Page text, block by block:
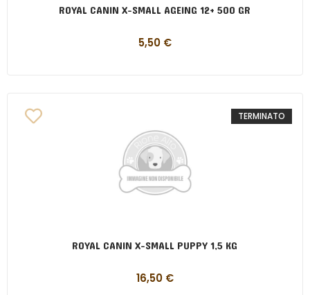
ROYAL CANIN X-SMALL AGEING 12+ 500 GR
5,50 €
TERMINATO
ROYAL CANIN X-SMALL PUPPY 1,5 KG
16,50 €